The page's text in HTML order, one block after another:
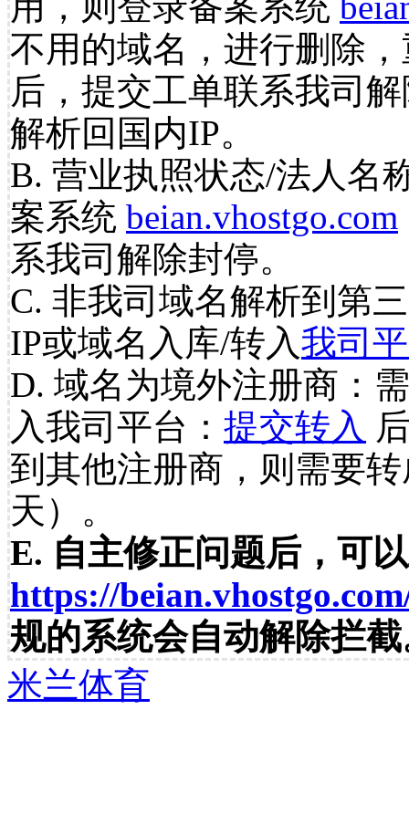
不用的域名，进行删除
后，提交工单联系我司
解析回国内IP。
B. 营业执照状态/法人名
案系统 beian.vhostgo.com
系我司解除封停。
C. 非我司域名解析到第
IP或域名入库/转入我司
D. 域名为境外注册商：
入我司平台： 提交转入
到其他注册商，则需要
天）。
E. 自主修正问题后，可
https://
规的系统会自动解除拦
米兰体育